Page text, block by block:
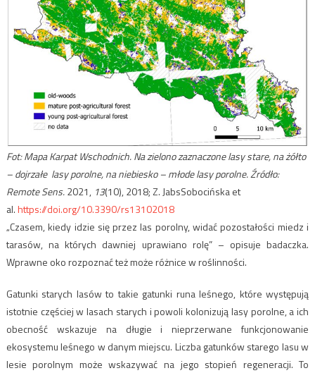
Fot: Mapa Karpat Wschodnich. Na zielono zaznaczone lasy stare, na żółto
– dojrzałe lasy porolne, na niebiesko – młode lasy porolne. Źródło:
Remote Sens.2021, 13(10), 2018; Z. JabsSobocińska et
al.https://doi.org/10.3390/rs13102018
„Czasem, kiedy idzie się przez las porolny, widać pozostałości miedz i
tarasów, na których dawniej uprawiano rolę” – opisuje badaczka.
Wprawne oko rozpoznać też może różnice w roślinności.
Gatunki starych lasów to takie gatunki runa leśnego, które występują
istotnie częściej w lasach starych i powoli kolonizują lasy porolne, a ich
obecność wskazuje na długie i nieprzerwane funkcjonowanie
ekosystemu leśnego w danym miejscu. Liczba gatunków starego lasu w
lesie porolnym może wskazywać na jego stopień regeneracji. To